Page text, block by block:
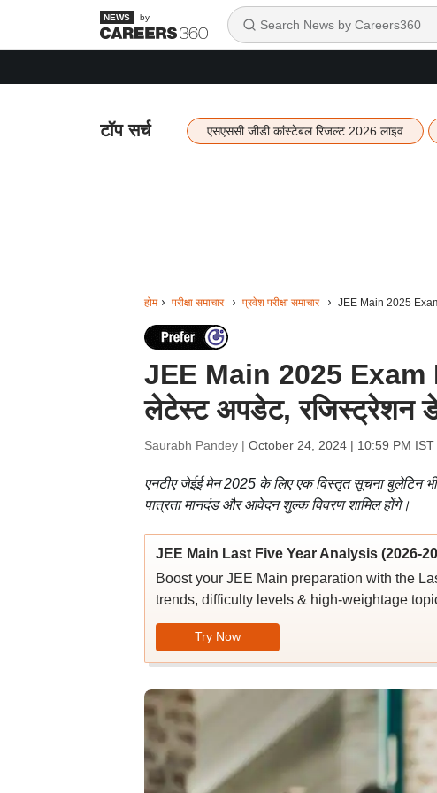
by
टॉप सर्च एसएससी जीडी कांस्टेबल रिजल्ट 2026 लाइव
होम परीक्षा समाचार प्रवेश परीक्षा समाचार JEE Main 2025
JEE Main 2025 Exam
लेटेस्ट अपडेट, रजिस्ट्रेशन
Saurabh Pandey | October 24, 2024 | 10:59 PM IST
एनटीए जेईई मेन 2025 के लिए एक विस्तृत सूचना बुलेटिन भी
पात्रता मानदंड और आवेदन शुल्क विवरण शामिल होंगे।
JEE Main Last Five Year Analysis (2026-
Boost your JEE Main preparation with the
trends, difficulty levels & high-weightage
Try Now